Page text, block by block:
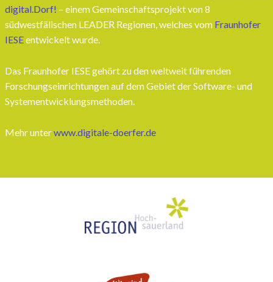
digital.Dorf! – einem Gemeinschaftsprojekt von 8
südwestfälischen LEADER Regionen, welches vom Fraunhofer
IESEentwickelt wurde.
Das Fraunhofer IESE gehört zu den weltweit führenden
Forschungseinrichtungen auf dem Gebiet der Software- und
Systementwicklungsmethoden.
Mehr unterwww.digitale-doerfer.de